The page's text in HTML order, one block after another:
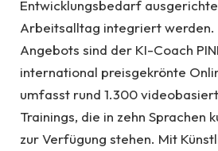
Entwicklungsbedarf
Arbeitsalltag integriert werden.
Angebots sind der KI-Coach
international preisgekrönte
umfasst rund 1.300
Trainings, die in zehn Sprachen
zur Verfügung stehen. Mit